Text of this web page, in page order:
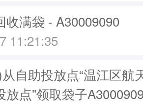
收满袋 - A30009090
11:21:35
自助投放点“温江区航
放点”领取袋子